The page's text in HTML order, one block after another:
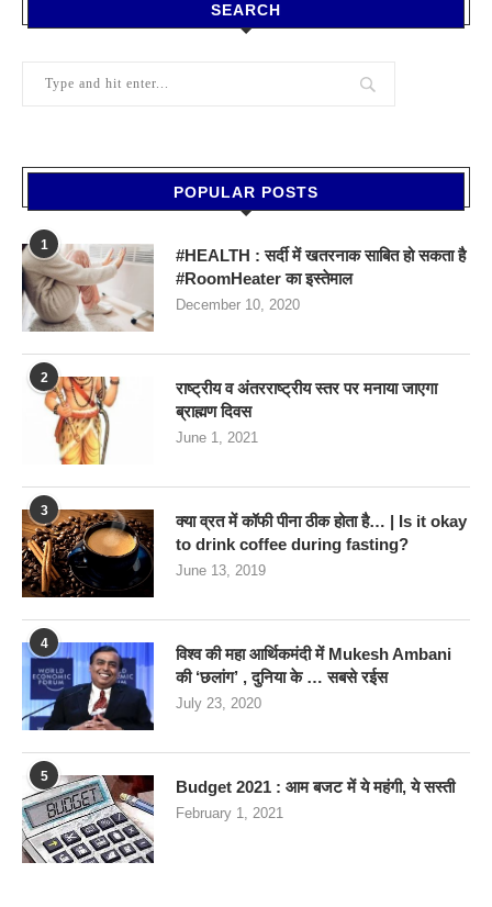
SEARCH
POPULAR POSTS
1
#HEALTH : सर्दी में खतरनाक साबित हो सकता है
#RoomHeater का इस्तेमाल
December 10, 2020
2
राष्ट्रीय व अंतरराष्ट्रीय स्तर पर मनाया जाएगा
ब्राह्मण दिवस
June 1, 2021
3
क्या व्रत में कॉफी पीना ठीक होता है… | Is it okay
to drink coffee during fasting?
June 13, 2019
4
विश्व की महा आर्थिकमंदी में Mukesh Ambani
की ‘छलांग’ , दुनिया के … सबसे रईस
July 23, 2020
5
Budget 2021 : आम बजट में ये महंगी, ये सस्‍ती
February 1, 2021